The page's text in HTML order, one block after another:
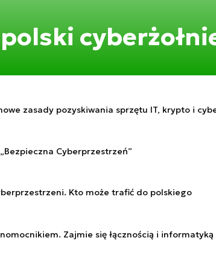
zasady pozyskiwania sprzętu IT, krypto i
Cyberprzestrzeń”
Kto może trafić do polskiego
Zajmie się łącznością i informatyką